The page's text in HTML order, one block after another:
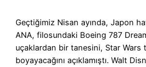
Geçtiğimiz Nisan ayında, Japon
ANA, filosundaki Boeing 787
uçaklardan bir tanesini, Star Wars
boyayacağını açıklamıştı. Walt